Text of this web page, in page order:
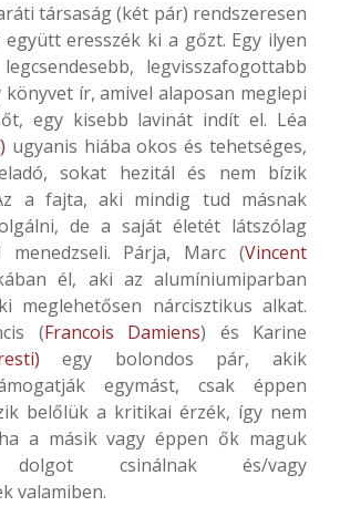
társaság (két pár) rendszeresen
eresszék ki a gőzt. Egy ilyen
legvisszafogottabb
ír, amivel alaposan meglepi
egy kisebb lavinát indít el. Léa
ugyanis hiába okos és tehetséges,
sokat hezitál és nem bízik
a fajta, aki mindig tud másnak
de a saját életét látszólag
menedzseli. Párja, Marc (Vincent
él, aki az alumíniumiparban
meglehetősen nárcisztikus alkat.
(Francois Damiens) és Karine
egy bolondos pár, akik
egymást, csak éppen
belőlük a kritikai érzék, így nem
a másik vagy éppen ők maguk
dolgot csinálnak és/vagy
valamiben.